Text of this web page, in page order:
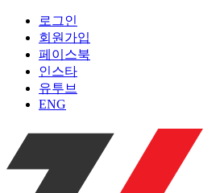
로그인
회원가입
페이스북
인스타
유투브
ENG